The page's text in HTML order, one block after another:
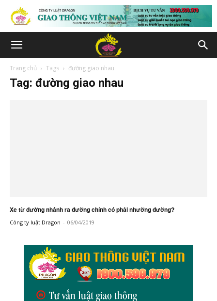
Trang chủ Tags đường giao nhau
Tag: đường giao nhau
Xe từ đường nhánh ra đường chính có phải nhường đường?
Công ty luật Dragon - 06/04/2019